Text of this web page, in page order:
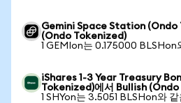
Gemini Space Station (Ondo
(Ondo Tokenized)
1 GEMIon는 0.175000 BLSHon
iShares 1-3 Year Treasury
Tokenized)에서 Bullish
1 SHYon는 3.5051 BLSHon와 같